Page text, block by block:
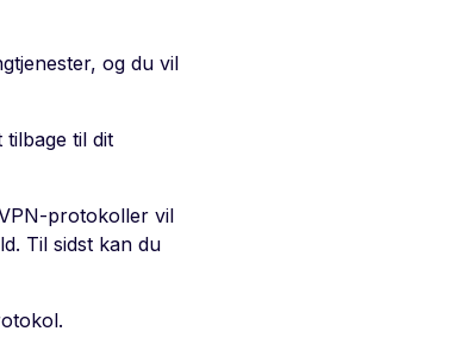
og du vil
til dit
protokoller vil
Til sidst kan du